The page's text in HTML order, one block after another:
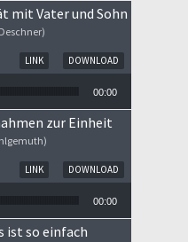
mit Vater und Sohn
DOWNLOAD
LINK
00:00
zur Einheit
DOWNLOAD
LINK
00:00
ist so einfach